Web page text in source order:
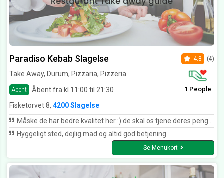
Paradiso Kebab Slagelse
Take Away, Durum, Pizzaria, Pizzeria
Åbent Åbent fra kl 11:00 til 21:30
4.8 (4)
1 People
Fisketorvet 8, 4200 Slagelse
Måske de har bedre kvalitet her :) de skal os tjene deres penge jo
Hyggeligt sted, dejlig mad og altid god betjening.
Se Menukort